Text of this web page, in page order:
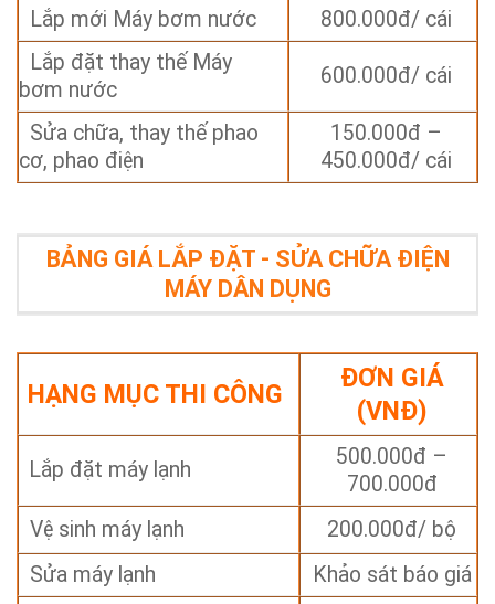
Lắp mới Máy bơm nước
800.000đ/ cái
Lắp đặt thay thế Máy
bơm nước
600.000đ/ cái
Sửa chữa, thay thế phao
cơ, phao điện
150.000đ –
450.000đ/ cái
BẢNG GIÁ LẮP ĐẶT - SỬA CHỮA ĐIỆN
MÁY DÂN DỤNG
HẠNG MỤC THI CÔNG
ĐƠN GIÁ
(VNĐ)
Lắp đặt máy lạnh
500.000đ –
700.000đ
Vệ sinh máy lạnh
200.000đ/ bộ
Sửa máy lạnh
Khảo sát báo giá